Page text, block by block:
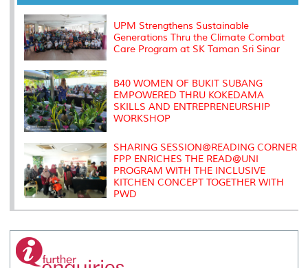
o
k
r
I
n
e
s
UPM Strengthens Sustainable
Generations Thru the Climate Combat
Care Program at SK Taman Sri Sinar
B40 WOMEN OF BUKIT SUBANG
EMPOWERED THRU KOKEDAMA
SKILLS AND ENTREPRENEURSHIP
WORKSHOP
SHARING SESSION@READING CORNER
FPP ENRICHES THE READ@UNI
PROGRAM WITH THE INCLUSIVE
KITCHEN CONCEPT TOGETHER WITH
PWD